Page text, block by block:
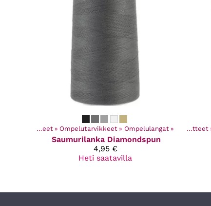
Kaikki tuotteet ‪» Ompelutarvikkeet ‪» Ompelulangat ‪»
Saumurilanka Diamondspun
4,95 €
Heti saatavilla
Kaikki tuotteet